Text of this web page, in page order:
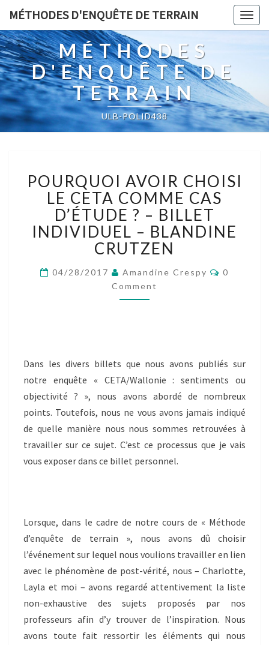
MÉTHODES D'ENQUÊTE DE TERRAIN
MÉTHODES
D'ENQUÊTE DE
TERRAIN
ULB-POLID438
AVOIR
CHOISI
LE
CETA
COMME
CAS
?
–
BILLET
POURQUOI AVOIR CHOISI
LE CETA COMME CAS
D’ÉTUDE ? – BILLET
INDIVIDUEL – BLANDINE
CRUTZEN
04/28/2017 Amandine Crespy
0
Comment
Dans les divers billets que nous avons publiés sur
notre enquête « CETA/Wallonie : sentiments ou
objectivité ? », nous avons abordé de nombreux
points. Toutefois, nous ne vous avons jamais indiqué
de quelle manière nous nous sommes retrouvées à
travailler sur ce sujet. C’est ce processus que je vais
vous exposer dans ce billet personnel.
Lorsque, dans le cadre de notre cours de « Méthode
d’enquête de terrain », nous avons dû choisir
l’événement sur lequel nous voulions travailler en lien
avec le phénomène de post-vérité, nous – Charlotte,
Layla et moi – avons regardé attentivement la liste
non-exhaustive des sujets proposés par nos
professeurs afin d’y trouver de l’inspiration. Nous
avons toute fait ressortir les éléments qui nous